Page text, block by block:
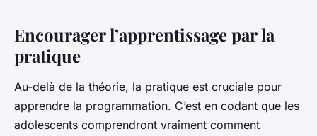
Encourager l’apprentissage par la
pratique
Au-delà de la théorie, la pratique est cruciale pour
apprendre la programmation. C’est en codant que les
adolescents comprendront vraiment comment